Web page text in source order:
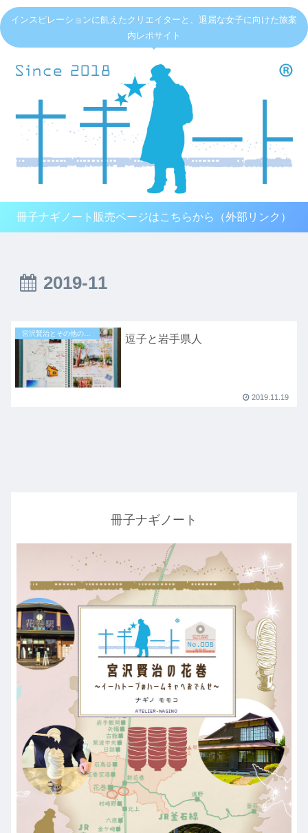
インスピレーションに飢えたクリエイターと、退屈な女子に向けた旅案
内レポサイト
冊子ナギノート販売ページはこちらから（外部リンク）
2019-11
宮沢賢治とその他の地域 逗子と岩手県人
2019.11.19
冊子ナギノート